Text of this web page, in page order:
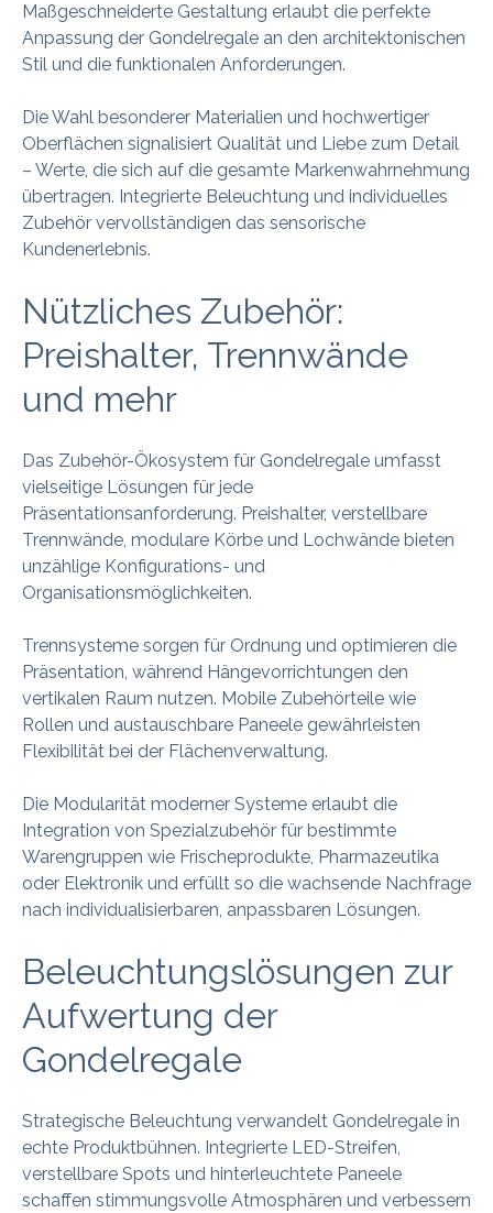
Maßgeschneiderte Gestaltung erlaubt die perfekte
Anpassung der Gondelregale an den architektonischen
Stil und die funktionalen Anforderungen.
Die Wahl besonderer Materialien und hochwertiger
Oberflächen signalisiert Qualität und Liebe zum Detail
– Werte, die sich auf die gesamte Markenwahrnehmung
übertragen. Integrierte Beleuchtung und individuelles
Zubehör vervollständigen das sensorische
Kundenerlebnis.
Nützliches Zubehör:
Preishalter, Trennwände
und mehr
Das Zubehör-Ökosystem für Gondelregale umfasst
vielseitige Lösungen für jede
Präsentationsanforderung. Preishalter, verstellbare
Trennwände, modulare Körbe und Lochwände bieten
unzählige Konfigurations- und
Organisationsmöglichkeiten.
Trennsysteme sorgen für Ordnung und optimieren die
Präsentation, während Hängevorrichtungen den
vertikalen Raum nutzen. Mobile Zubehörteile wie
Rollen und austauschbare Paneele gewährleisten
Flexibilität bei der Flächenverwaltung.
Die Modularität moderner Systeme erlaubt die
Integration von Spezialzubehör für bestimmte
Warengruppen wie Frischeprodukte, Pharmazeutika
oder Elektronik und erfüllt so die wachsende Nachfrage
nach individualisierbaren, anpassbaren Lösungen.
Beleuchtungslösungen zur
Aufwertung der
Gondelregale
Strategische Beleuchtung verwandelt Gondelregale in
echte Produktbühnen. Integrierte LED-Streifen,
verstellbare Spots und hinterleuchtete Paneele
schaffen stimmungsvolle Atmosphären und verbessern